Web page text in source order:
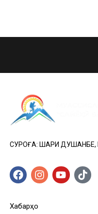
СУРОҒА: ШАҲРИ ДУШАНБЕ,
Хабарҳо